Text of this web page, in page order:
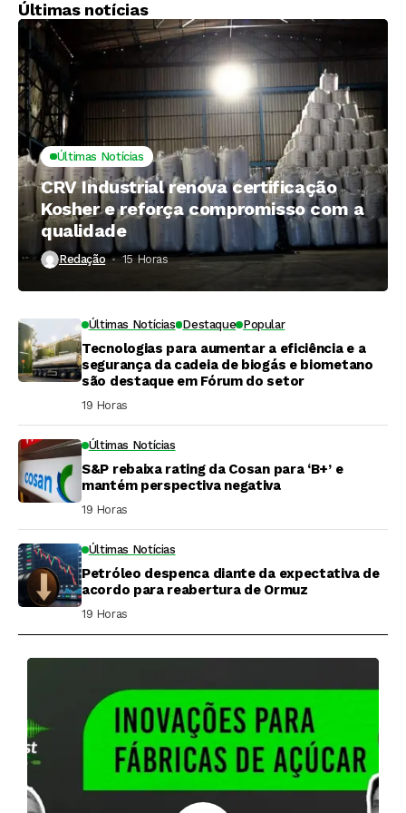
escalar
Últimas notícias
Últimas Notícias
CRV Industrial renova certificação
Kosher e reforça compromisso com a
qualidade
Redação 15 Horas ⁮
Últimas Notícias Destaque Popular
Tecnologias para aumentar a eficiência e a
segurança da cadeia de biogás e biometano
são destaque em Fórum do setor
19 Horas ⁮
Últimas Notícias
S&P rebaixa rating da Cosan para ‘B+’ e
mantém perspectiva negativa
19 Horas ⁮
Últimas Notícias
Petróleo despenca diante da expectativa de
acordo para reabertura de Ormuz
19 Horas ⁮